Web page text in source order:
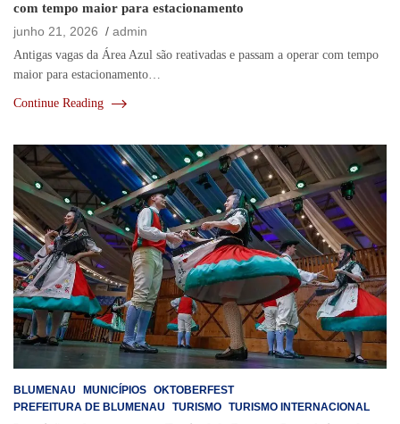
com tempo maior para estacionamento
junho 21, 2026
admin
Antigas vagas da Área Azul são reativadas e passam a operar com tempo
maior para estacionamento…
Continue Reading
BLUMENAU MUNICÍPIOS OKTOBERFEST
PREFEITURA DE BLUMENAU
TURISMO TURISMO INTERNACIONAL